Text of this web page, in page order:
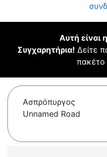
Αυτή είναι
Συγχαρητήρια! Δείτε
πακέτο
Ασπρόπυργος
Unnamed Road